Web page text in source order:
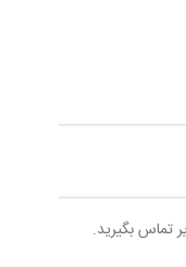
تماس بگیرید.